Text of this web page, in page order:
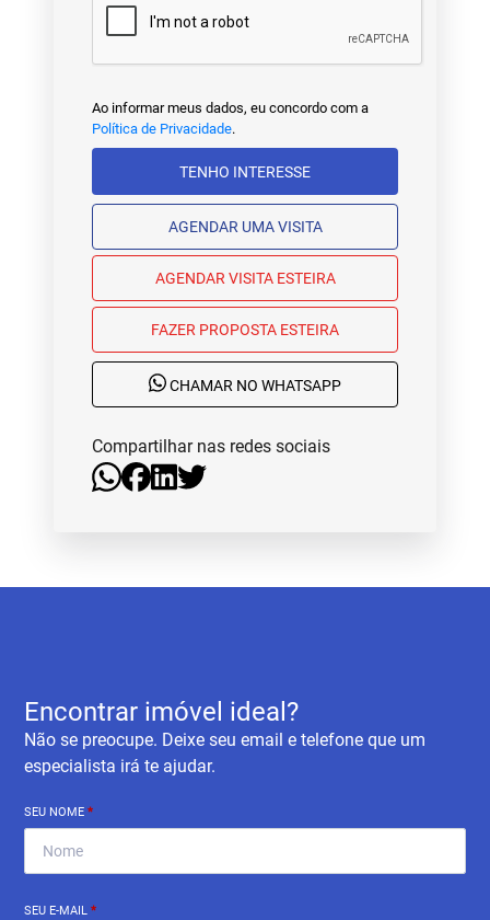
Ao informar meus dados, eu concordo com a
Política de Privacidade.
TENHO INTERESSE
AGENDAR UMA VISITA
AGENDAR VISITA ESTEIRA
FAZER PROPOSTA ESTEIRA
CHAMAR NO WHATSAPP
Compartilhar nas redes sociais
Encontrar imóvel ideal?
Não se preocupe. Deixe seu email e telefone que um
especialista irá te ajudar.
SEU NOME*
SEU E-MAIL*